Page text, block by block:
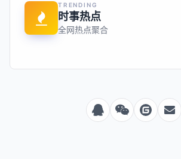
TRENDING
时事热点
全网热点聚合